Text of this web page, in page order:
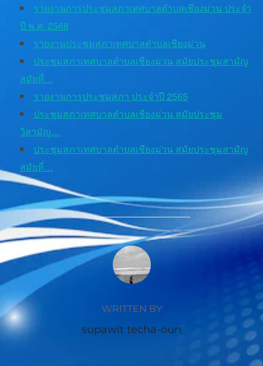
รายงานการประชุมสภาเทศบาลตำบลเชียงม่วน ประจำ
ปี พ.ศ. 2568
รายงานประชุมสภาเทศบาลตำบลเชียงม่วน
ประชุมสภาเทศบาลตำบลเชียงม่วน สมัยประชุมสามัญ
สมัยที่…
รายงานการประชุมสภา ประจำปี 2565
ประชุมสภาเทศบาลตำบลเชียงม่วน สมัยประชุม
วิสามัญ…
ประชุมสภาเทศบาลตำบลเชียงม่วน สมัยประชุมสามัญ
สมัยที่…
POST AUTHOR
WRITTEN BY
supawit techa-oun